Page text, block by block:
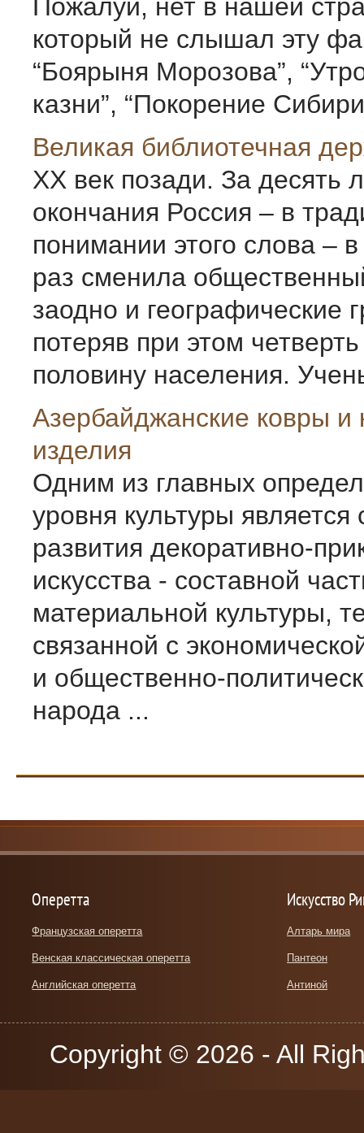
Пожалуй, нет в нашей
который не слышал эту
“Боярыня Морозова”,
казни”, “Покорение
Великая библиотечная
ХХ век позади. За десять
окончания Россия – в
понимании этого слова –
раз сменила
заодно и географические
потеряв при этом
половину населения.
Азербайджанские ковры и
изделия
Одним из главных
уровня культуры является
развития декоративно-
искусства - составной
материальной культуры,
связанной с
и общественно-
народа ...
Оперетта
Французская оперетта
Венская классическая оперетта
Английская оперетта
Искусство
Алтарь мира
Пантеон
Антиной
Copyright © 2026 - All